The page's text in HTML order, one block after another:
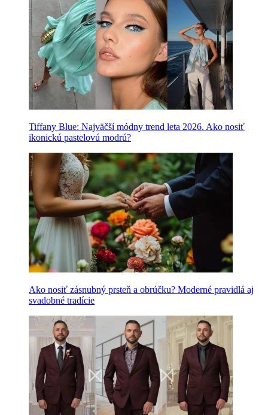
Tiffany Blue: Najväčší módny trend leta 2026. Ako nosiť
ikonickú pastelovú modrú?
Ako nosiť zásnubný prsteň a obrúčku? Moderné pravidlá aj
svadobné tradície